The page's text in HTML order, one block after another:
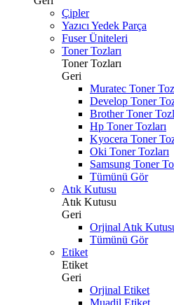
Çipler
Yazıcı Yedek Parça
Fuser Üniteleri
Toner Tozları
Toner Tozları
Geri
Muratec Toner
Develop Toner
Brother Toner
Hp Toner Tozları
Kyocera Toner
Oki Toner Tozları
Samsung Toner
Tümünü Gör
Atık Kutusu
Atık Kutusu
Geri
Orjinal Atık
Tümünü Gör
Etiket
Etiket
Geri
Orjinal Etiket
Muadil Etiket